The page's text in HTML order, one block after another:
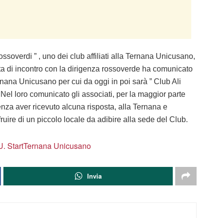
” , uno dei club affiliati alla Ternana Unicusano,
di incontro con la dirigenza rossoverde ha comunicato
Unicusano per cui da oggi in poi sarà ” Club Ali
loro comunicato gli associati, per la maggior parte
aver ricevuto alcuna risposta, alla Ternana e
di un piccolo locale da adibire alla sede del Club.
StartTernana Unicusano
Invia